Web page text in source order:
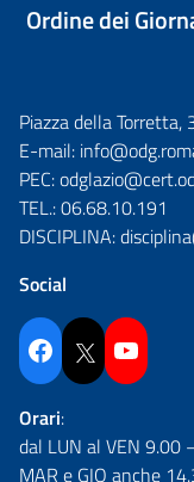
Ordine dei
Piazza della
E-mail:
PEC:
TEL.:06.68.10.191
DISCIPLINA:
Social
Facebook Twitter YouTube
Orari:
dal LUN al VEN 9.00
MAR e GIO anche